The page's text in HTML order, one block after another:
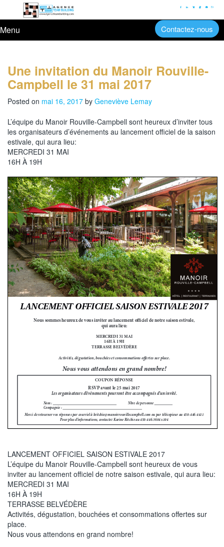
Contactez-nous
En
Menu
Une invitation du Manoir Rouville-
Campbell le 31 mai 2017
Posted on mai 16, 2017 by Geneviève Lemay
L’équipe du Manoir Rouville-Campbell sont heureux d’inviter tous
les organisateurs d’événements au lancement officiel de la saison
estivale, qui aura lieu:
MERCREDI 31 MAI
16H À 19H
LANCEMENT OFFICIEL SAISON ESTIVALE 2017
L’équipe du Manoir Rouville-Campbell sont heureux de vous
inviter au lancement officiel de notre saison estivale, qui aura lieu:
MERCREDI 31 MAI
16H À 19H
TERRASSE BELVÉDÈRE
Activités, dégustation, bouchées et consommations offertes sur
place.
Nous vous attendons en grand nombre!